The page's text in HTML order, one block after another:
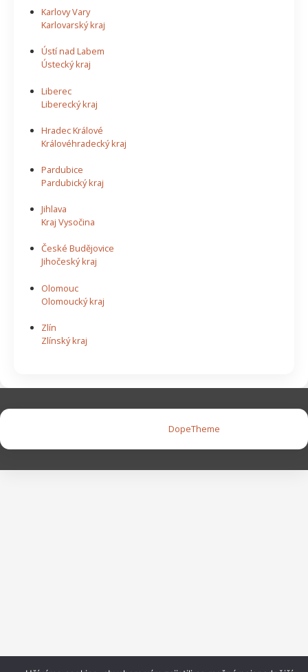
Karlovy Vary
Karlovarský kraj
Ústí nad Labem
Ústecký kraj
Liberec
Liberecký kraj
Hradec Králové
Královéhradecký kraj
Pardubice
Pardubický kraj
Jihlava
Kraj Vysočina
České Budějovice
Jihočeský kraj
Olomouc
Olomoucký kraj
Zlín
Zlínský kraj
DopeTheme